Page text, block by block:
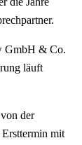
GmbH & Co.
läuft
der
mit